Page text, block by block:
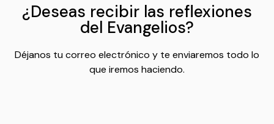
¿Deseas recibir las reflexiones
del Evangelios?
Déjanos tu correo electrónico y te enviaremos todo lo
que iremos haciendo.